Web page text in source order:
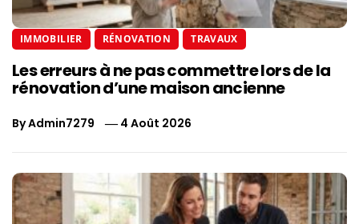
IMMOBILIER RÉNOVATION TRAVAUX
Les erreurs à ne pas commettre lors de la
rénovation d’une maison ancienne
ByAdmin7279 4 Août 2026